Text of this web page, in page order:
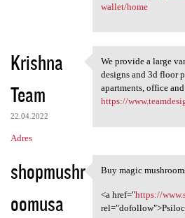
wallet/home
Krishna
Team
22.04.2022
Adres
We provide a
We provide a large
designs and 3d floor
apartments, office
https://
shopmushr
oomusa
Buy magic
Buy magic
<a href="https://